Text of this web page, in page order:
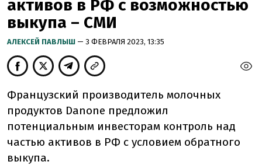
активов в РФ с возможностью
выкупа – СМИ
АЛЕКСЕЙ ПАВЛЫШ — 3 ФЕВРАЛЯ 2023, 13:35
Французский производитель молочных
продуктов Danone предложил
потенциальным инвесторам контроль над
частью активов в РФ с условием обратного
выкупа.